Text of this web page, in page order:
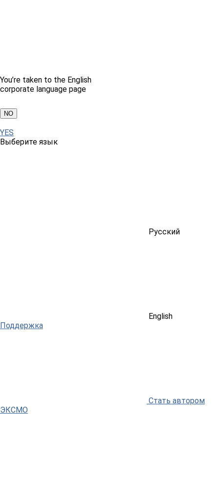
You’re taken to the English
corporate language page
NO
YES
Выберите язык
Русский
English
Поддержка
Стать автором
ЭКСМО